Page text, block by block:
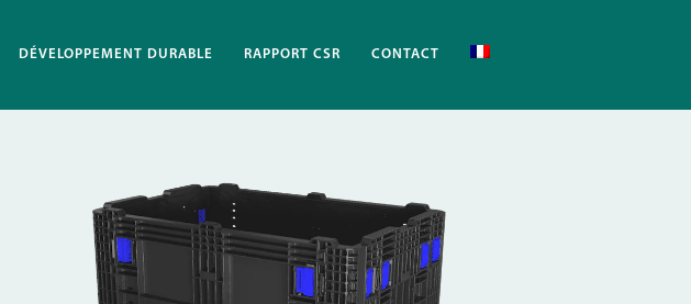
DÉVELOPPEMENT DURABLE RAPPORT CSR CONTACT